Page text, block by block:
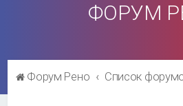
ФОРУМ
Форум Рено Список